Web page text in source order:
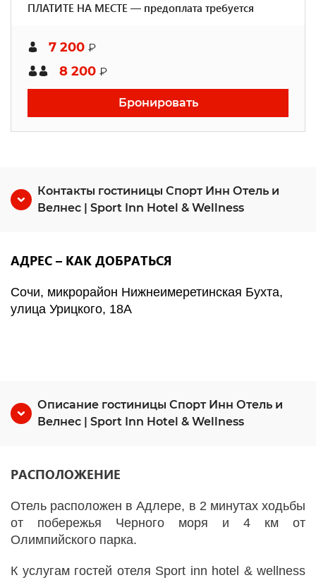
ПЛАТИТЕ НА МЕСТЕ — предоплата требуется
7 200 ₽
8 200 ₽
Бронировать
Контакты гостиницы Спорт Инн Отель и
Велнес | Sport Inn Hotel & Wellness
АДРЕС – КАК ДОБРАТЬСЯ
Сочи, микрорайон Нижнеимеретинская Бухта,
улица Урицкого, 18А
Описание гостиницы Спорт Инн Отель и
Велнес | Sport Inn Hotel & Wellness
РАСПОЛОЖЕНИЕ
Отель расположен в Адлере, в 2 минутах ходьбы
от побережья Черного моря и 4 км от
Олимпийского парка.
К услугам гостей отеля Sport inn hotel & wellness